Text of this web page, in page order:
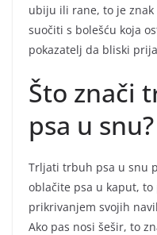
ubiju ili rane, to je
suočiti s bolešću koja
pokazatelj da bliski
Što znači
psa u snu?
Trljati trbuh psa u snu
oblačite psa u kaput,
prikrivanjem svojih
Ako pas nosi šešir, to